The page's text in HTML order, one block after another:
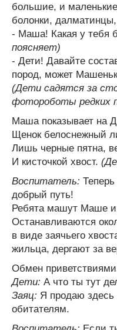
большие, и
болонки,
- Маша! Какая у тебя
поясняет)
- Дети! Давайте
пород, может
(Дети садятся за
фотороботы редких
Маша показывает на
Щенок белоснежный
Лишь черные пятна,
И кисточкой хвост.
Воспитатель:
добрый путь!
Ребята машут Маше
Останавливаются
в виде заячьего
жильца, дергают за
Обмен
Дети: А что ты тут
Заяц: Я продаю здесь
обитателям.